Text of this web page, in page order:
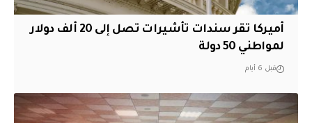
أميركا تقر سندات تأشيرات تصل إلى 20 ألف دولار
لمواطني 50 دولة
قبل 6 أيام